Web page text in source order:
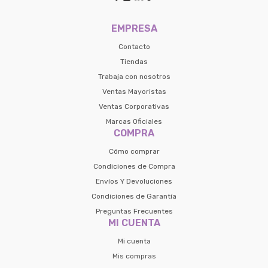
EMPRESA
Contacto
Tiendas
Trabaja con nosotros
Ventas Mayoristas
Ventas Corporativas
Marcas Oficiales
COMPRA
Cómo comprar
Condiciones de Compra
Envíos Y Devoluciones
Condiciones de Garantía
Preguntas Frecuentes
MI CUENTA
Mi cuenta
Mis compras
Mes Año
Continuar
Seleccioná Pago Después como metodo